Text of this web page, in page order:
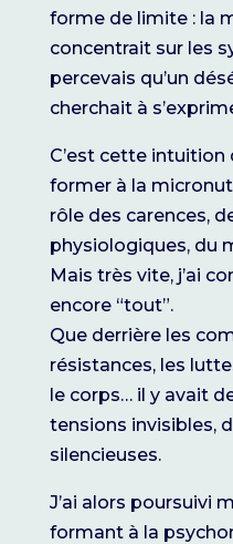
forme de limite : la
concentrait sur les
percevais qu’un
cherchait à
C’est cette intuition
former à la
rôle des carences,
physiologiques, du
Mais très vite, j’ai
encore “tout”.
Que derrière les
résistances, les
le corps… il y avait
tensions invisibles,
silencieuses.
J’ai alors poursuivi
formant à la